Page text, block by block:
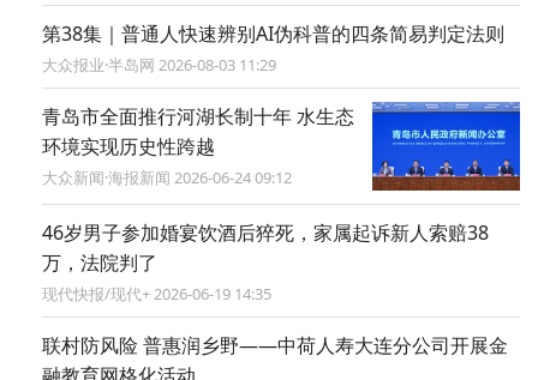
第38集｜普通人快速辨别AI伪科普的四条简易判定法则
大众报业·半岛网 2026-08-03 11:29
青岛市全面推行河湖长制十年 水生态
环境实现历史性跨越
大众新闻·海报新闻 2026-06-24 09:12
46岁男子参加婚宴饮酒后猝死，家属起诉新人索赔38
万，法院判了
现代快报/现代+ 2026-06-19 14:35
联村防风险 普惠润乡野——中荷人寿大连分公司开展金